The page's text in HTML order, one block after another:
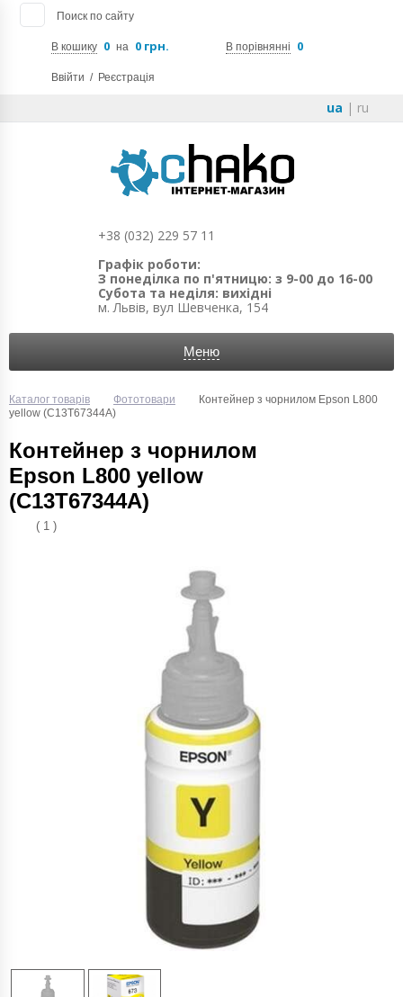
Поиск по сайту
В кошику 0 на 0 грн. В порівнянні 0
Ввійти / Реєстрація
ua | ru
+38 (032) 229 57 11
Графік роботи:
З понеділка по п'ятницю: з 9-00 до 16-00
Субота та неділя: вихідні
м. Львів, вул Шевченка, 154
Меню
Каталог товарів Фототовари
Контейнер з чорнилом Epson L800
yellow (C13T67344A)
Контейнер з чорнилом
Epson L800 yellow
(C13T67344A)
( 1 )